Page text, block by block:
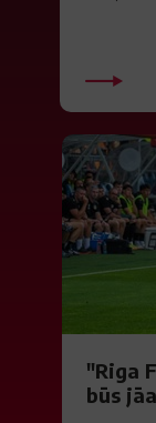
"Riga
būs